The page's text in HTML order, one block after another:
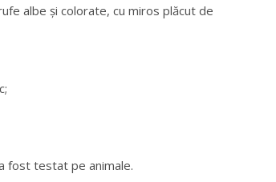
albe și colorate, cu miros plăcut de
fost testat pe animale.